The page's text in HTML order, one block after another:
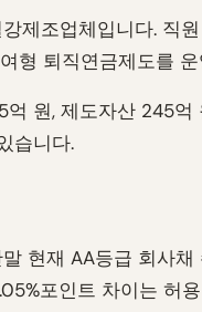
제조업체입니다. 직
형 퇴직연금제도를
원, 제도자산 245억
습니다.
현재 AA등급 회사채
포인트 차이는 허